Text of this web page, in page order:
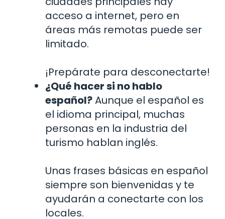
acceso a internet, pero en
áreas más remotas puede ser
limitado.
¡Prepárate para desconectarte!
¿Qué hacer si no hablo
español?Aunque el español es
el idioma principal, muchas
personas en la industria del
turismo hablan inglés.
Unas frases básicas en español
siempre son bienvenidas y te
ayudarán a conectarte con los
locales.